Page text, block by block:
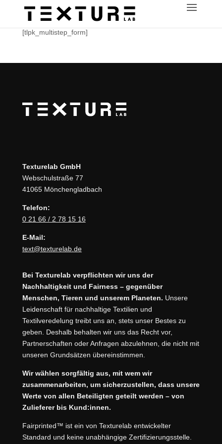
[tlpk_multistep_form]
Texturelab GmbH
Webschulstraße 77
41065 Mönchengladbach
Telefon:
0 21 66 / 2 78 15 16
E-Mail:
text@texturelab.de
Bei Texturelab verpflichten wir uns der
Nachhaltigkeit und Fairness – gegenüber
Menschen, Tieren und unserem Planeten. Unsere
Leidenschaft für nachhaltige Textilien und
Textilveredelung treibt uns an, stets unser Bestes zu
geben. Deshalb behalten wir uns das Recht vor,
Partnerschaften oder Anfragen abzulehnen, die nicht mit
unseren Grundsätzen übereinstimmen.
Wir wählen sorgfältig aus, mit wem wir
zusammenarbeiten, um sicherzustellen, dass unsere
Werte von allen Beteiligten geteilt werden – von
Zulieferer bis Kund:innen.
Fairprinted™ ist ein von Texturelab entwickelter
Standard und keine unabhängige Zertifizierungsstelle.